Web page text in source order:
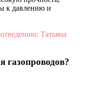
к давлению и
Татьяна
газопроводов?